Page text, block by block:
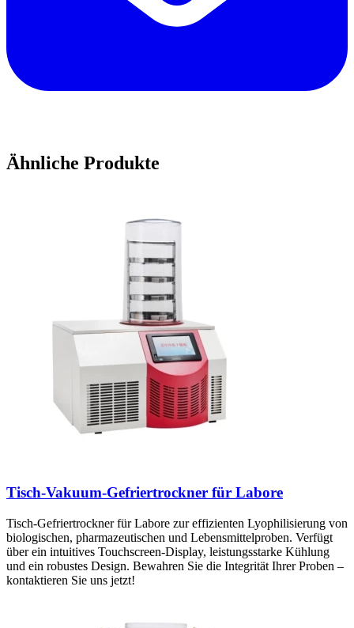
Ähnliche Produkte
Tisch-Vakuum-Gefriertrockner für Labore
Tisch-Gefriertrockner für Labore zur effizienten Lyophilisierung von
biologischen, pharmazeutischen und Lebensmittelproben. Verfügt
über ein intuitives Touchscreen-Display, leistungsstarke Kühlung
und ein robustes Design. Bewahren Sie die Integrität Ihrer Proben –
kontaktieren Sie uns jetzt!